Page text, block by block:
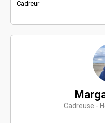
Cadreur
Cadreuse -